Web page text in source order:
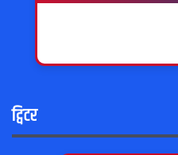
ट्विटर